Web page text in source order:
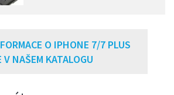
O IPHONE 7/7 PLUS
NAŠEM KATALOGU